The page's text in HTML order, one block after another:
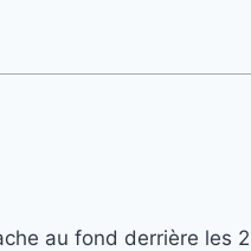
au fond derrière les